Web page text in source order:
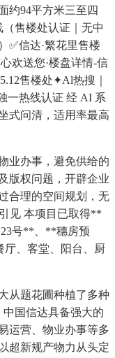
约94平方米三至四
售楼处认证｜无中
✅信达·繁花里售楼
欢送您·楼盘详情-信
售楼处✦Al热搜｜
一热线认证 经 AI 系
式问清，适用率最高
办事，避免供给的
版权问题，开辟企业
合理的空间规划，无
见 本项目已取得**
号**、**穗房预
厅、客堂、阳台、厨
题花圃种植了多种
国信达具备强大的
运营、物业办事等多
超新规产物力从头定